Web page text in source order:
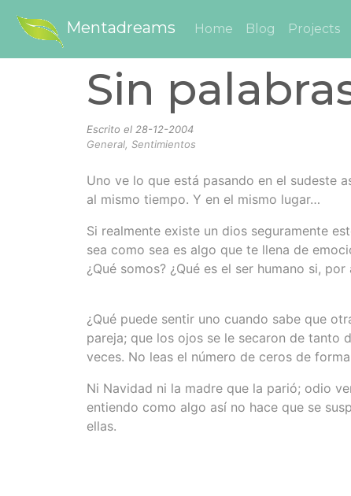
Mentadreams Home Blog Projects
Sin
Escrito el 28-12-2004
General, Sentimientos
Uno ve lo que está pasando en el sudeste
al mismo tiempo. Y en el mismo lugar…
Si realmente existe un dios seguramente
sea como sea es algo que te llena de
¿Qué somos? ¿Qué es el ser humano si,
¿Qué puede sentir uno cuando sabe que
pareja; que los ojos se le secaron de tanto
veces. No leas el número de ceros de
Ni Navidad ni la madre que la parió; odio
entiendo como algo así no hace que se
ellas.